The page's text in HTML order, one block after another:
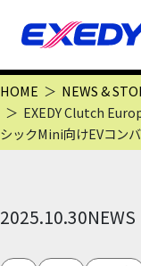
HOME
NEWS &
EXEDY Clutch
シックMini向けEVコン
2025.10.30NEWS